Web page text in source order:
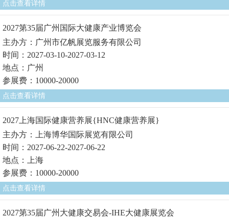
点击查看详情
2027第35届广州国际大健康产业博览会
主办方：广州市亿帆展览服务有限公司
时间：2027-03-10-2027-03-12
地点：广州
参展费：10000-20000
点击查看详情
2027上海国际健康营养展{HNC健康营养展}
主办方：上海博华国际展览有限公司
时间：2027-06-22-2027-06-22
地点：上海
参展费：10000-20000
点击查看详情
2027第35届广州大健康交易会-IHE大健康展览会